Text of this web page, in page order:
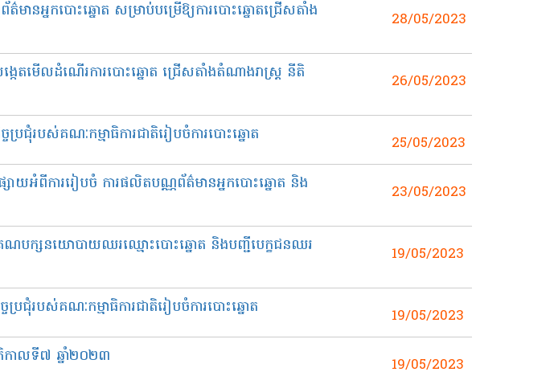
ានអ្នកបោះឆ្នោត សម្រាប់បម្រើឱ្យការបោះឆ្នោតជ្រើសតាំង
28/05/2023
េតមើលដំណើរការបោះឆ្នោត ជ្រើសតាំងតំណាងរាស្រ្ត នីតិ
26/05/2023
ជុំរបស់គណៈកម្មាធិការជាតិរៀបចំការបោះឆ្នោត
25/05/2023
ាយអំពីការរៀបចំ ការផលិតបណ្ណព័ត៌មានអ្នកបោះឆ្នោត និង
23/05/2023
ណបក្សនយោបាយឈរឈ្មោះបោះឆ្នោត និងបញ្ជីបេក្ខជនឈរ
19/05/2023
ជុំរបស់គណៈកម្មាធិការជាតិរៀបចំការបោះឆ្នោត
19/05/2023
កាលទី៧ ឆ្នាំ២០២៣
19/05/2023